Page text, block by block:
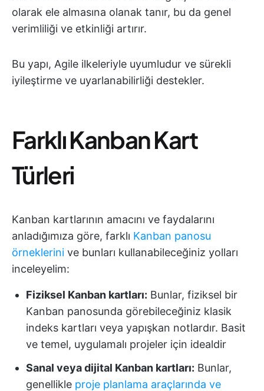
olarak ele almasına olanak tanır, bu da genel
verimliliği ve etkinliği artırır.
Bu yapı, Agile ilkeleriyle uyumludur ve sürekli
iyileştirme ve uyarlanabilirliği destekler.
Farklı Kanban Kart
Türleri
Kanban kartlarının amacını ve faydalarını
anladığımıza göre, farklı Kanban panosu
örneklerini ve bunları kullanabileceğiniz yolları
inceleyelim:
Fiziksel Kanban kartları: Bunlar, fiziksel bir
Kanban panosunda görebileceğiniz klasik
indeks kartları veya yapışkan notlardır. Basit
ve temel, uygulamalı projeler için idealdir
Sanal veya dijital Kanban kartları: Bunlar,
genellikle proje planlama araçlarında ve